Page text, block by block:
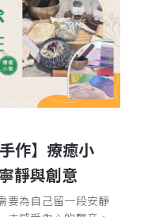
作】療癒小
靜與創意
要為自己留一段安靜